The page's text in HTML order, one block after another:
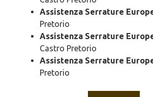
Assistenza Serrature
Pretorio
Assistenza Serrature
Castro Pretorio
Assistenza Serrature
Pretorio